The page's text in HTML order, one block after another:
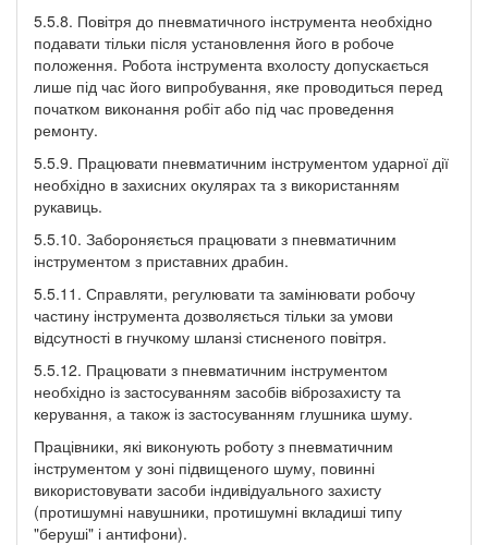
5.5.8. Повітря до пневматичного інструмента необхідно
подавати тільки після установлення його в робоче
положення. Робота інструмента вхолосту допускається
лише під час його випробування, яке проводиться перед
початком виконання робіт або під час проведення
ремонту.
5.5.9. Працювати пневматичним інструментом ударної дії
необхідно в захисних окулярах та з використанням
рукавиць.
5.5.10. Забороняється працювати з пневматичним
інструментом з приставних драбин.
5.5.11. Справляти, регулювати та замінювати робочу
частину інструмента дозволяється тільки за умови
відсутності в гнучкому шланзі стисненого повітря.
5.5.12. Працювати з пневматичним інструментом
необхідно із застосуванням засобів віброзахисту та
керування, а також із застосуванням глушника шуму.
Працівники, які виконують роботу з пневматичним
інструментом у зоні підвищеного шуму, повинні
використовувати засоби індивідуального захисту
(протишумні навушники, протишумні вкладиші типу
"беруші" і антифони).